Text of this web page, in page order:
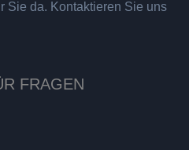
Sie da. Kontaktieren Sie uns
FRAGEN